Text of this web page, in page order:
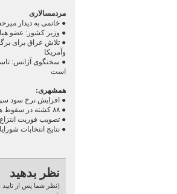
مردمسالاری
● خاتمی به دیدار
● وزیر کشور: عضو
● تلاش عراق برای
وآمریکا
● سخنگوی آژانس:
است
همشهری:
● افزایش نرخ سود
● ۸۸ کشته در سقوط هواپیمای روسیه
● تصویب فوریت
● نتایج انتخابات
نظر بدهید
(نظر شما پس از